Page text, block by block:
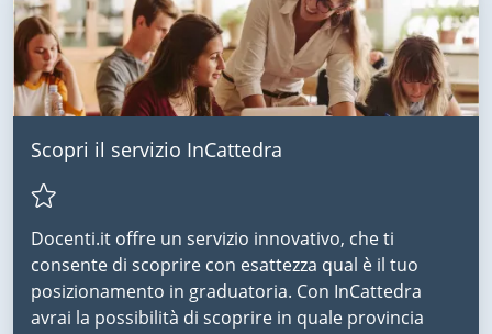
Scopri il servizio InCattedra
Docenti.it offre un servizio innovativo, che ti
consente di scoprire con esattezza qual è il tuo
posizionamento in graduatoria. Con InCattedra
avrai la possibilità di scoprire in quale provincia